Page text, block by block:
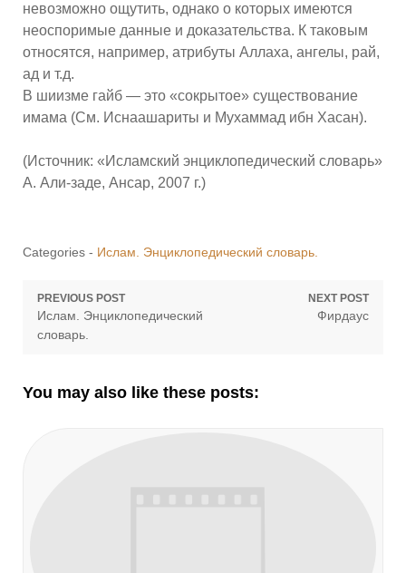
невозможно ощутить, однако о которых имеются
неоспоримые данные и доказательства. К таковым
относятся, например, атрибуты Аллаха, ангелы, рай,
ад и т.д.
В шиизме гайб — это «сокрытое» существование
имама (См. Иснаашариты и Мухаммад ибн Хасан).
(Источник: «Исламский энциклопедический словарь»
А. Али-заде, Ансар, 2007 г.)
Categories - Ислам. Энциклопедический словарь.
Навигация
по
PREVIOUS POST
Previous
post:
Ислам. Энциклопедический
словарь.
NEXT POST
Next
Фирдаус
You may also like these posts: